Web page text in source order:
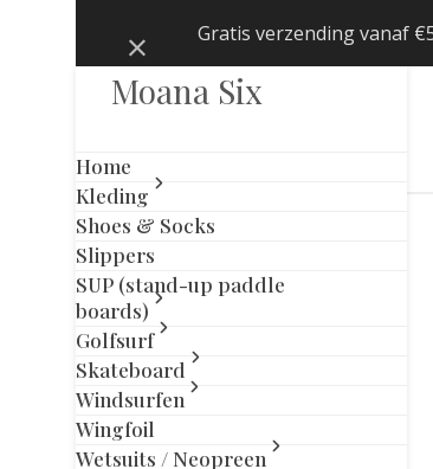
Gratis verzending vanaf
Negeren
Moana Six
Home
Kleding
Shoes & Socks
Slippers
SUP (stand-up paddle
boards)
Golfsurf
Skateboard
Windsurfen
Wingfoil
Wetsuits / Neopreen